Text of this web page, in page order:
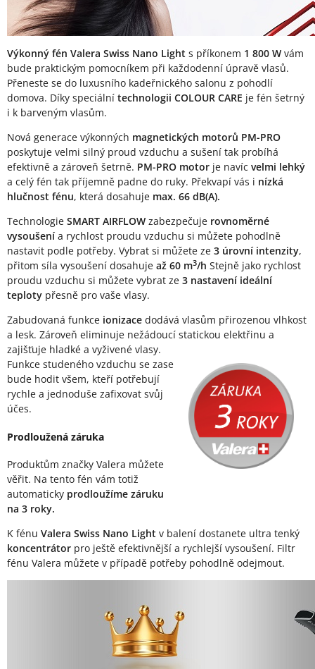
Výkonný fén Valera Swiss Nano Light s příkonem 1 800 W vám
bude praktickým pomocníkem při každodenní úpravě vlasů.
Přeneste se do luxusního kadeřnického salonu z pohodlí
domova. Díky speciální technologii COLOUR CARE je fén šetrný
i k barveným vlasům.
Nová generace výkonných magnetických motorů PM-PRO
poskytuje velmi silný proud vzduchu a sušení tak probíhá
efektivně a zároveň šetrně. PM-PRO motor je navíc velmi lehký
a celý fén tak příjemně padne do ruky. Překvapí vás i nízká
hlučnost fénu, která dosahuje max. 66 dB(A).
Technologie SMART AIRFLOW zabezpečuje rovnoměrné
vysoušení a rychlost proudu vzduchu si můžete pohodlně
nastavit podle potřeby. Vybrat si můžete ze 3 úrovní intenzity,
přitom síla vysoušení dosahuje až 60 m3/h Stejně jako rychlost
proudu vzduchu si můžete vybrat ze 3 nastavení ideální
teploty přesně pro vaše vlasy.
Zabudovaná funkce ionizace dodává vlasům přirozenou vlhkost
a lesk. Zároveň eliminuje nežádoucí statickou elektřinu a
zajišťuje hladké a vyživené vlasy.
Funkce studeného vzduchu se zase
bude hodit všem, kteří potřebují
rychle a jednoduše zafixovat svůj
účes.
Prodloužená záruka
Produktům značky Valera můžete
věřit. Na tento fén vám totiž
automaticky prodloužíme záruku
na 3 roky.
K fénu Valera Swiss Nano Light v balení dostanete ultra tenký
koncentrátor pro ještě efektivnější a rychlejší vysoušení. Filtr
fénu Valera můžete v případě potřeby pohodlně odejmout.